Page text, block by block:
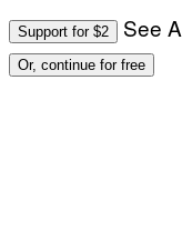
Support for $2 See
Or, continue for free